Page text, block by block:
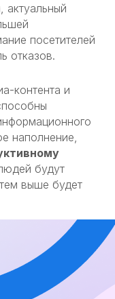
актуальный
посетителей
отказов.
контента и
наполнение,
будут
выше будет